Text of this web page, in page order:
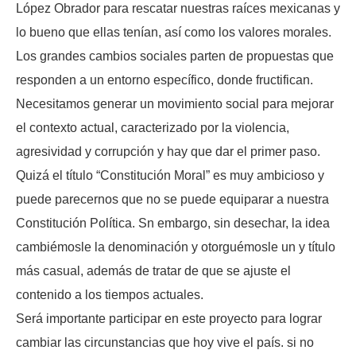
López Obrador para rescatar nuestras raíces mexicanas y
lo bueno que ellas tenían, así como los valores morales.
Los grandes cambios sociales parten de propuestas que
responden a un entorno específico, donde fructifican.
Necesitamos generar un movimiento social para mejorar
el contexto actual, caracterizado por la violencia,
agresividad y corrupción y hay que dar el primer paso.
Quizá el título “Constitución Moral” es muy ambicioso y
puede parecernos que no se puede equiparar a nuestra
Constitución Política. Sn embargo, sin desechar, la idea
cambiémosle la denominación y otorguémosle un y título
más casual, además de tratar de que se ajuste el
contenido a los tiempos actuales.
Será importante participar en este proyecto para lograr
cambiar las circunstancias que hoy vive el país. si no